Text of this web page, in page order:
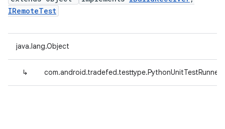
IRemoteTest
java.lang.Object
↳ com.android.tradefed.testtype.PythonUnitTestRunner